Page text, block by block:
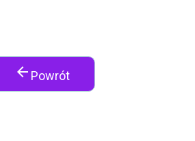
arrow_back Powrót